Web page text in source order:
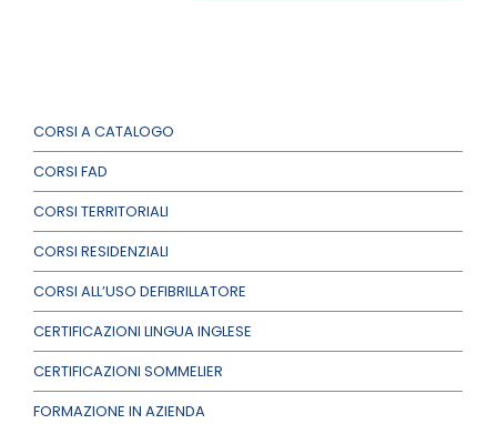
CORSI A CATALOGO
CORSI FAD
CORSI TERRITORIALI
CORSI RESIDENZIALI
CORSI ALL’USO DEFIBRILLATORE
CERTIFICAZIONI LINGUA INGLESE
CERTIFICAZIONI SOMMELIER
FORMAZIONE IN AZIENDA